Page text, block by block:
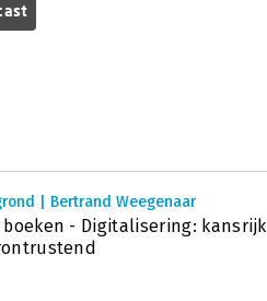
| Bertrand Weegenaar
- Digitalisering: kansrijk